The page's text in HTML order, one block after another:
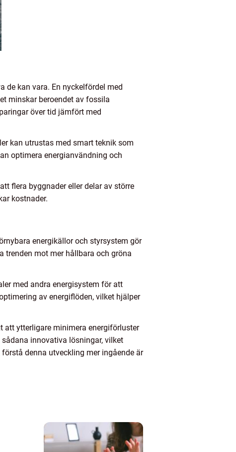
de kan vara. En nyckelfördel med
minskar beroendet av fossila
över tid jämfört med
kan utrustas med smart teknik som
optimera energianvändning och
flera byggnader eller delar av större
kostnader.
energikällor och styrsystem gör
trenden mot mer hållbara och gröna
med andra energisystem för att
av energiflöden, vilket hjälper
att ytterligare minimera energiförluster
innovativa lösningar, vilket
denna utveckling mer ingående är